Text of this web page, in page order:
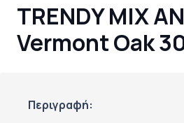
TRENDY MIX
Vermont Oak
Περιγραφή: